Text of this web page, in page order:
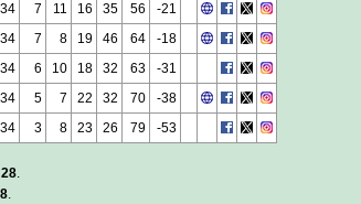
34 7 11 16 35 56
-21
34 7 8 19 46 64
-18
34 6 10 18 32 63
-31
34 5 7 22 32 70
-38
34 3 8 23 26 79 -53
.
.